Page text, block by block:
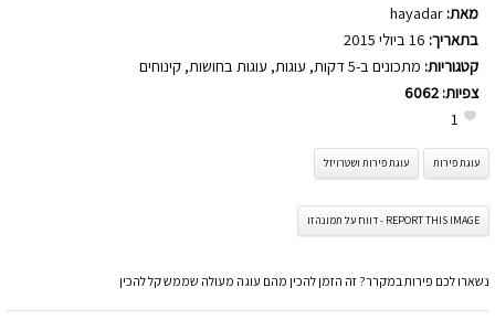
מאת: hayadar
בתאריך:
קטגוריות: מתכונים ב-5 דקות , עוגות, עוגות בחושות, קינוחים
צפיות: 6062
1
עוגת פירות עוגת פירות ושטרויזל
REPORT THIS IMAGE - דווח על תמונה זו
נשארו לכם פירות במקרר? זה הזמן להכין מהם עוגה מעולה שממש קל להכין